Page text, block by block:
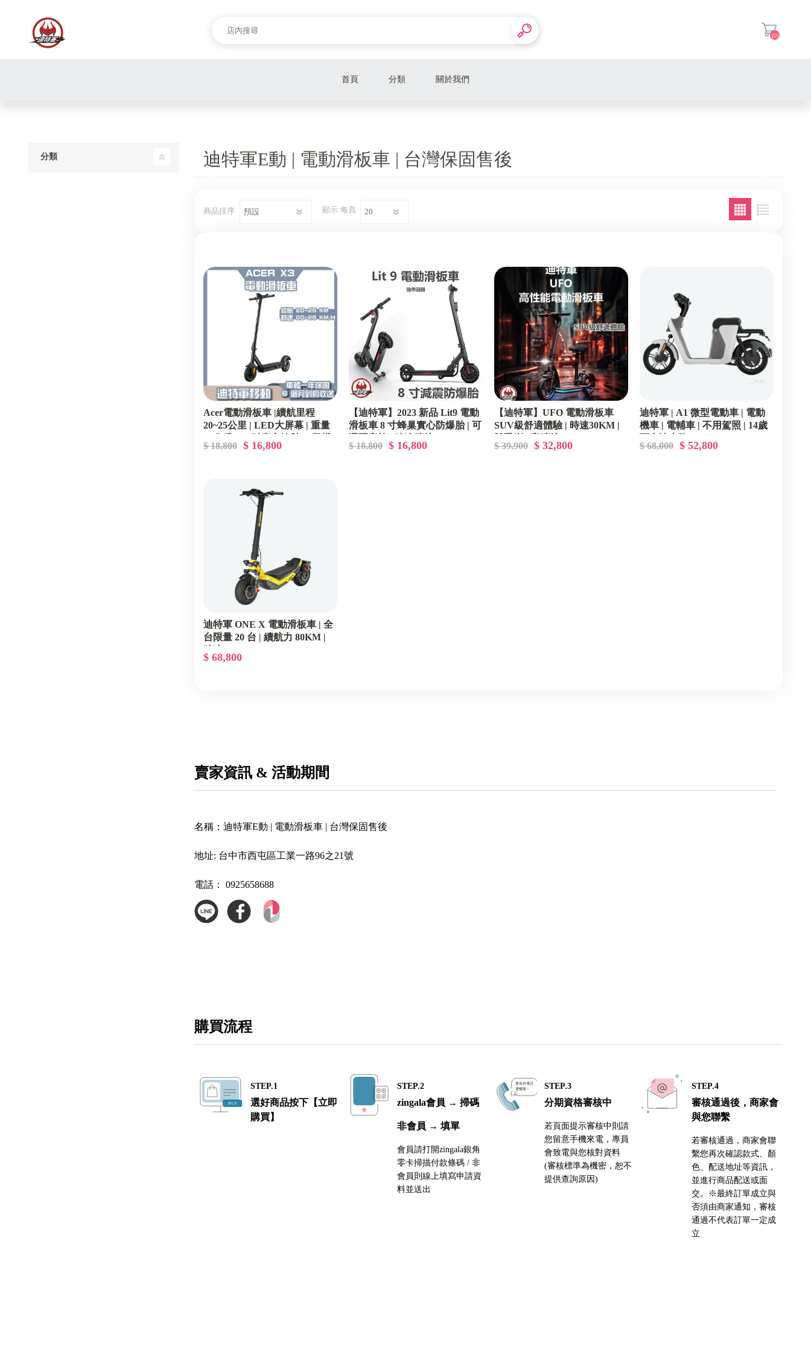
(0)
首頁 分類 關於我們
迪特軍E動 | 電動滑板車 | 台灣保固售後
商品排序 顯示 每頁
Acer電動滑板車 |續航里程
20~25公里 | LED大屏幕 | 重量
位【迪特軍】
$ 18,800 $ 16,800
【迪特軍】2023 新品 Lit9 電動
滑板車 8 寸蜂巢實心防爆胎 | 可
$ 18,800 $ 16,800
【迪特軍】UFO 電動滑板車
SUV級舒適體驗 | 時速30KM |
$ 39,900 $ 32,800
迪特軍 | A1 微型電動車 | 電動
機車 | 電輔車 | 不用駕照 | 14歲
$ 68,000 $ 52,800
迪特軍 ONE X 電動滑板車 | 全
台限量 20 台 | 續航力 80KM |
$ 68,800
賣家資訊 & 活動期間
名稱： 迪特軍E動 | 電動滑板車 | 台灣保固售後
地址: 台中市西屯區工業一路96之21號
電話： 0925658688
購買流程
STEP.1
選好商品按下【立即
購買】
STEP.2
zingala會員 → 掃碼
非會員 → 填單
會員請打開zingala銀角
零卡掃描付款條碼 / 非
會員則線上填寫申請資
料並送出
STEP.3
分期資格審核中
若頁面提示審核中則請
您留意手機來電，專員
會致電與您核對資料
(審核標準為機密，恕不
提供查詢原因)
STEP.4
審核通過後，商家會
與您聯繫
若審核通過，商家會聯
繫您再次確認款式、顏
色、配送地址等資訊，
並進行商品配送或面
交。※最終訂單成立與
否須由商家通知，審核
通過不代表訂單一定成
立
分類